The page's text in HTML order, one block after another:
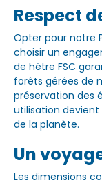
Respect
Opter pour notre
choisir un
de hêtre FSC
forêts gérées de
préservation des
utilisation
de la planète.
Un
Les dimensions